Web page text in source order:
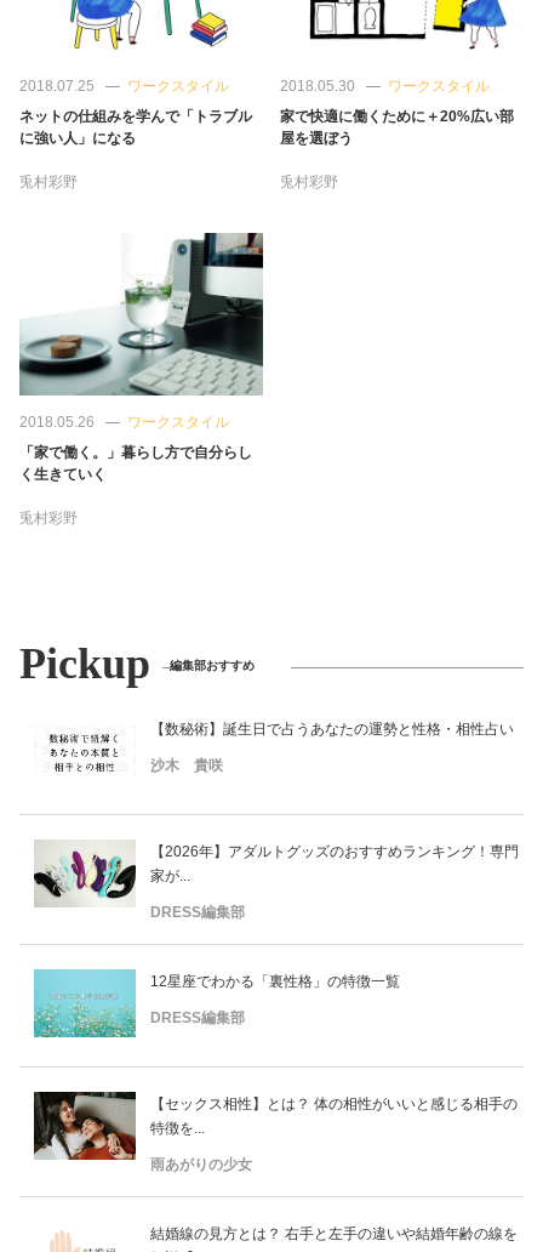
2018.07.25
ワークスタイル
ネットの仕組みを学んで「トラブル
に強い人」になる
兎村彩野
2018.05.30
ワークスタイル
家で快適に働くために＋20%広い部
屋を選ぼう
兎村彩野
2018.05.26
ワークスタイル
「家で働く。」暮らし方で自分らし
く生きていく
兎村彩野
Pickup 編集部おすすめ
【数秘術】誕生日で占うあなたの運勢と性格・相性占い
沙木 貴咲
【2026年】アダルトグッズのおすすめランキング！専門
家が...
DRESS編集部
12星座でわかる「裏性格」の特徴一覧
DRESS編集部
【セックス相性】とは？ 体の相性がいいと感じる相手の
特徴を...
雨あがりの少女
結婚線の見方とは？ 右手と左手の違いや結婚年齢の線を